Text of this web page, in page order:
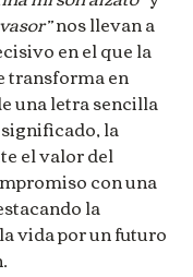
nos llevan a
en el que la
transforma en
una letra sencilla
la
el valor del
con una
la
vida por un futuro